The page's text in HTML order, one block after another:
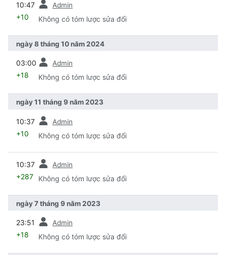
10:47 Admin
+10 Không có tóm lược sửa đổi
ngày 8 tháng 10 năm 2024
03:00 Admin
+18 Không có tóm lược sửa đổi
ngày 11 tháng 9 năm 2023
10:37 Admin
+10 Không có tóm lược sửa đổi
10:37 Admin
+287 Không có tóm lược sửa đổi
ngày 7 tháng 9 năm 2023
23:51 Admin
+18 Không có tóm lược sửa đổi